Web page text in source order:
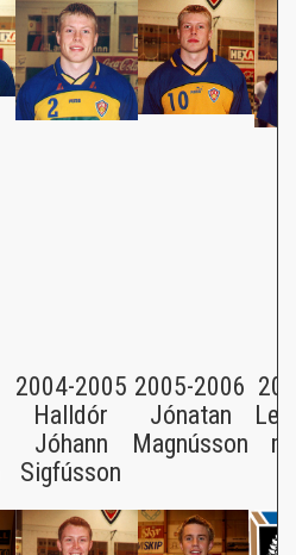
2004-2005
Halldór
Jóhann
Sigfússon
2005-2006
Jónatan
Magnússon